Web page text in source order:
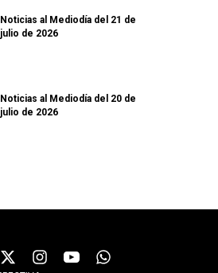
Noticias al Mediodía del 21 de
julio de 2026
Noticias al Mediodía del 20 de
julio de 2026